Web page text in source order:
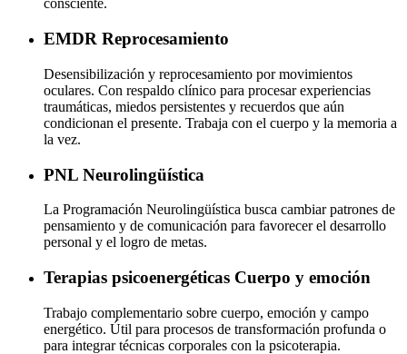
consciente.
EMDR Reprocesamiento
Desensibilización y reprocesamiento por movimientos
oculares. Con respaldo clínico para procesar experiencias
traumáticas, miedos persistentes y recuerdos que aún
condicionan el presente. Trabaja con el cuerpo y la memoria a
la vez.
PNL Neurolingüística
La Programación Neurolingüística busca cambiar patrones de
pensamiento y de comunicación para favorecer el desarrollo
personal y el logro de metas.
Terapias psicoenergéticas Cuerpo y emoción
Trabajo complementario sobre cuerpo, emoción y campo
energético. Útil para procesos de transformación profunda o
para integrar técnicas corporales con la psicoterapia.